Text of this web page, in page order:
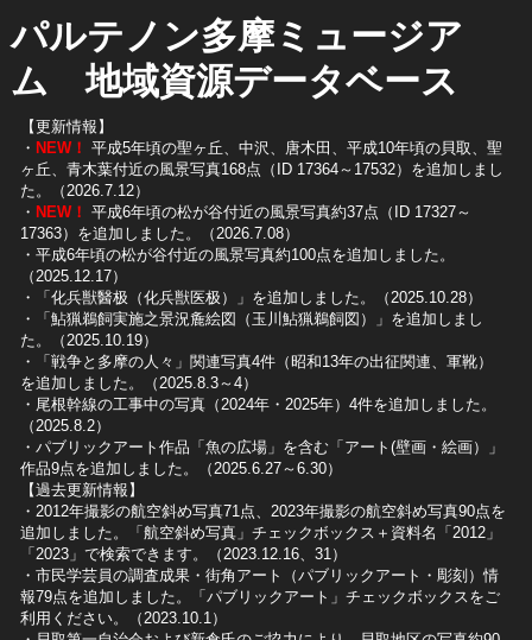
パルテノン多摩ミュージア
ム 地域資源データベース
【更新情報】
・ NEW！ 平成5年頃の聖ヶ丘、中沢、唐木田、平成10年頃の貝取、聖
ヶ丘、青木葉付近の風景写真168点（ID 17364～17532）を追加しまし
た。（2026.7.12）
・ NEW！ 平成6年頃の松が谷付近の風景写真約37点（ID 17327～
17363）を追加しました。（2026.7.08）
・平成6年頃の松が谷付近の風景写真約100点を追加しました。
（2025.12.17）
・「化兵獣醫极（化兵獣医极）」を追加しました。（2025.10.28）
・「鮎猟鵜飼実施之景況麁絵図（玉川鮎猟鵜飼図）」を追加しまし
た。（2025.10.19）
​・「戦争と多摩の人々」関連写真4件（昭和13年の出征関連、軍靴）
を追加しました。（2025.8.3～4）
​・尾根幹線の工事中の写真（2024年・2025年）4件を追加しました。
（2025.8.2）
​・パブリックアート作品「魚の広場」を含む「アート(壁画・絵画）」
作品9点を追加しました。（2025.6.27～6.30）
【過去更新情報】
・2012年撮影の航空斜め写真71点、2023年撮影の航空斜め写真90点を
追加しました。「航空斜め写真」チェックボックス＋資料名「2012」
「2023」で検索できます。（2023.12.16、31）
​・市民学芸員の調査成果・街角アート（パブリックアート・彫刻）情
報79点を追加しました。「パブリックアート」チェックボックスをご
利用ください。（2023.10.1）